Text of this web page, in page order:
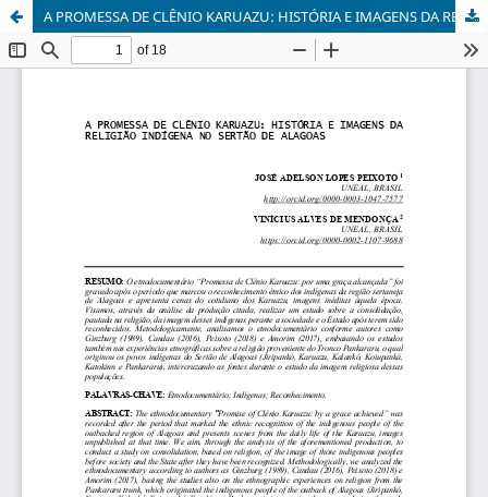
A PROMESSA DE CLÊNIO KARUAZU: HISTÓRIA E IMAGENS DA RELIGIÃO INDÍGENA NO SERTÃO DE ALAGOAS